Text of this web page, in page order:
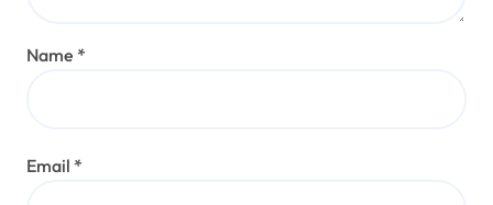
Name *
Email *